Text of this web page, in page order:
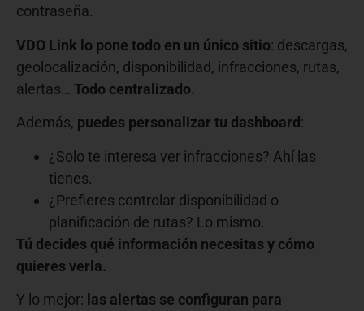
contraseña.
VDO Link lo pone todo en un único sitio: descargas,
geolocalización, disponibilidad, infracciones, rutas,
alertas… Todo centralizado.
Además, puedes personalizar tu dashboard:
¿Solo te interesa ver infracciones? Ahí las
tienes.
¿Prefieres controlar disponibilidad o
planificación de rutas? Lo mismo.
Tú decides qué información necesitas y cómo
quieres verla.
Y lo mejor: las alertas se configuran para